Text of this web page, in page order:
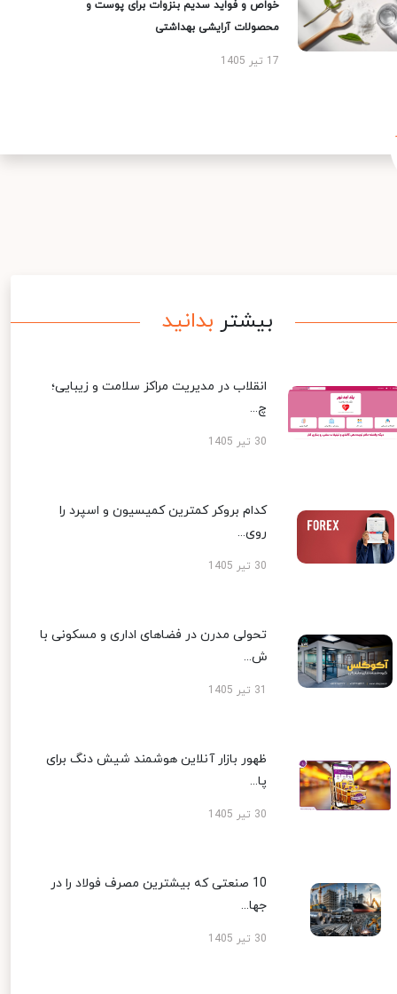
خواص و فواید سدیم بنزوات برای پوست و
محصولات آرایشی بهداشتی
17 تیر 1405
بیشتر بدانید
انقلاب در مدیریت مراکز سلامت و زیبایی؛
چ...
30 تیر 1405
کدام بروکر کمترین کمیسیون و اسپرد را
روی...
30 تیر 1405
تحولی مدرن در فضاهای اداری و مسکونی با
ش...
ظهور بازار آنلاین هوشمند شیش دنگ برای
پا...
30 تیر 1405
10 صنعتی که بیشترین مصرف فولاد را در
جها...
30 تیر 1405